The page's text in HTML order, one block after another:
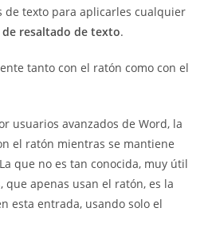
de texto para aplicarles cualquier
de resaltado de texto.
tanto con el ratón como con el
usuarios avanzados de Word, la
el ratón mientras se mantiene
que no es tan conocida, muy útil
que apenas usan el ratón, es la
esta entrada, usando solo el